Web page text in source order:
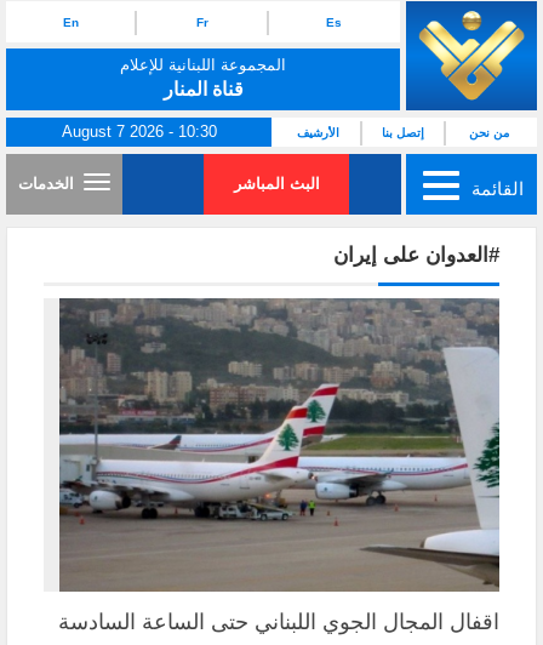
Es
Fr
En
المجموعة اللبنانية للإعلام
قناة المنار
من نحن إتصل بنا الأرشيف August 7 2026 - 10:30
القائمة البث المباشر الخدمات
#العدوان على إيران
اقفال المجال الجوي اللبناني حتى الساعة السادسة